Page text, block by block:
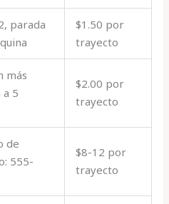
parada
$1.50 por
trayecto
más
a 5
$2.00 por
trayecto
de
555-
$8-12 por
trayecto